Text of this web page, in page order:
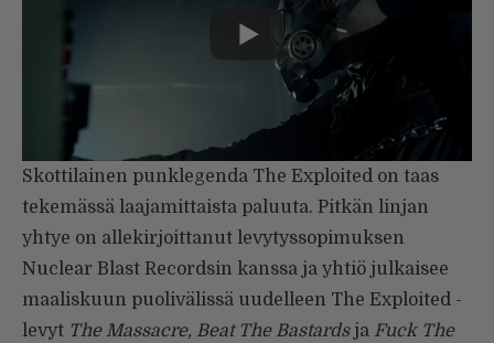
Skottilainen punklegenda The Exploited on taas
tekemässä laajamittaista paluuta. Pitkän linjan
yhtye on allekirjoittanut levytyssopimuksen
Nuclear Blast Recordsin kanssa ja yhtiö julkaisee
maaliskuun puolivälissä uudelleen The Exploited -
levyt The Massacre, Beat The Bastards ja Fuck The